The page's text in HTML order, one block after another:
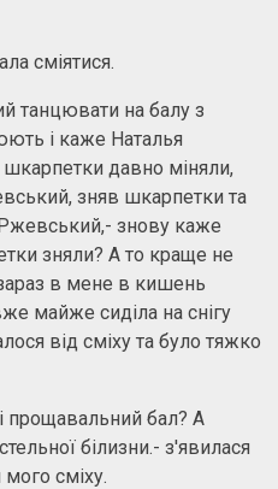
сміятися.
танцювати на балу з
і каже Наталья
давно міняли,
зняв шкарпетки та
знову каже
зняли? А то краще не
зараз в мене в кишень
майже сиділа на снігу
від сміху та було тяжко
бал? А
білизни.- з'явилася
сміху.